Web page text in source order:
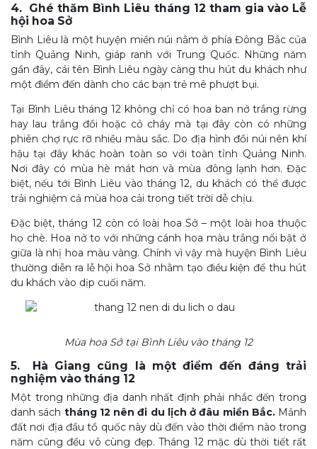
4. Ghé thăm Bình Liêu tháng 12 tham gia vào Lễ
hội hoa Sở
Bình Liêu là một huyện miền núi nằm ở phía Đông Bắc của
tỉnh Quảng Ninh, giáp ranh với Trung Quốc. Những năm
gần đây, cái tên Bình Liêu ngày càng thu hút du khách như
một điểm đến dành cho các bạn trẻ mê phượt bụi.
Tại Bình Liêu tháng 12 không chỉ có hoa ban nở trắng rừng
hay lau trắng đồi hoặc cỏ cháy mà tại đây còn có những
phiên chợ rực rỡ nhiều màu sắc. Do địa hình đồi núi nên khí
hậu tại đây khác hoàn toàn so với toàn tỉnh Quảng Ninh.
Nơi đây có mùa hè mát hơn và mùa đông lạnh hơn. Đặc
biệt, nếu tới Bình Liêu vào tháng 12, du khách có thể được
trải nghiệm cả mùa hoa cải trong tiết trời dễ chịu.
Đặc biệt, tháng 12 còn có loài hoa Sở – một loài hoa thuộc
họ chè. Hoa nở to với những cánh hoa màu trắng nổi bật ở
giữa là nhị hoa màu vàng. Chính vì vậy mà huyện Bình Liêu
thường diễn ra lễ hội hoa Sở nhằm tạo điều kiện để thu hút
du khách vào dịp cuối năm.
Mùa hoa Sở tại Bình Liêu vào tháng 12
5. Hà Giang cũng là một điểm đến đáng trải
nghiệm vào tháng 12
Một trong những địa danh nhất định phải nhắc đến trong
danh sách tháng 12 nên đi du lịch ở đâu miền Bắc. Mảnh
đất nơi địa đầu tổ quốc này dù đến vào thời điểm nào trong
năm cũng đều vô cùng đẹp. Tháng 12 mặc dù thời tiết rất